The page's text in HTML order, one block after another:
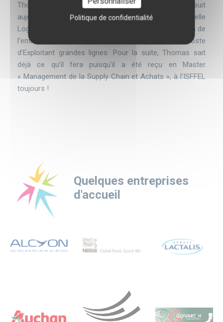
Thomas a obtenu son BTS TPL en 2018 et poursuit
aujourd’hui ses études en Licence professionnelle
Logistique à l’ISFFEL. Son contrat d’alternance au sein de
l’entreprise STEF a été reconduit et il y occupe le poste
d’Exploitant grandes lignes. Pour la suite, Thomas sait
déjà ce qu’il fera puisqu'il a été reçu en Master
« Management de la Supply Chain et Achats », à l’ISFFEL
toujours !
Quelques entreprises
d'accueil
Politique de confidentialité